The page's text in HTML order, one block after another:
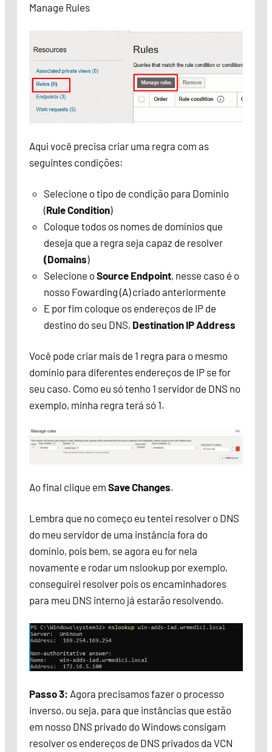
Manage Rules
Aqui você precisa criar uma regra com as
seguintes condições:
Selecione o tipo de condição para Domínio
(Rule Condition)
Coloque todos os nomes de domínios que
deseja que a regra seja capaz de resolver
(Domains)
Selecione oSource Endpoint, nesse caso é o
nosso Fowarding (A) criado anteriormente
E por fim coloque os endereços de IP de
destino do seu DNS, Destination IP Address
Você pode criar mais de 1 regra para o mesmo
domínio para diferentes endereços de IP se for
seu caso. Como eu só tenho 1 servidor de DNS no
exemplo, minha regra terá só 1.
Ao final clique em Save Changes.
Lembra que no começo eu tentei resolver o DNS
do meu servidor de uma instância fora do
domínio, pois bem, se agora eu for nela
novamente e rodar um nslookup por exemplo,
conseguirei resolver pois os encaminhadores
para meu DNS interno já estarão resolvendo.
Passo 3: Agora precisamos fazer o processo
inverso, ou seja, para que instâncias que estão
em nosso DNS privado do Windows consigam
resolver os endereços de DNS privados da VCN